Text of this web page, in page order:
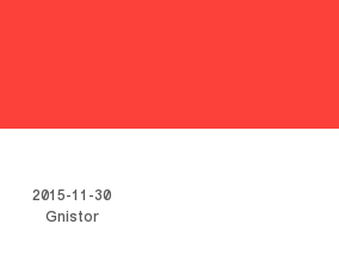
2015-11-30
Gnistor